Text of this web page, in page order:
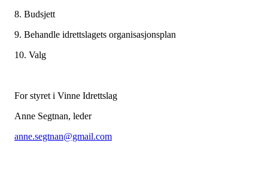
8. Budsjett
9. Behandle idrettslagets organisasjonsplan
10. Valg
For styret i Vinne Idrettslag
Anne Segtnan, leder
anne.segtnan@gmail.com